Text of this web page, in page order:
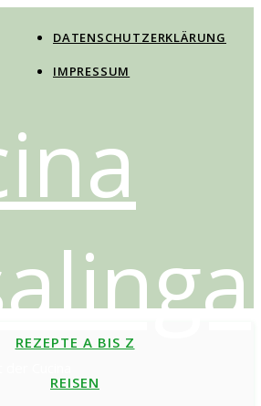
DATENSCHUTZERKLÄRUNG
IMPRESSUM
REZEPTE A BIS Z
REISEN